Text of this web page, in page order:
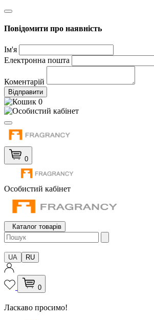
Повідомити про наявність
Ім'я
Електронна пошта
Коментарій
Відправити
0
0
Особистий кабінет
Каталог товарів
UA RU
0
Ласкаво просимо!